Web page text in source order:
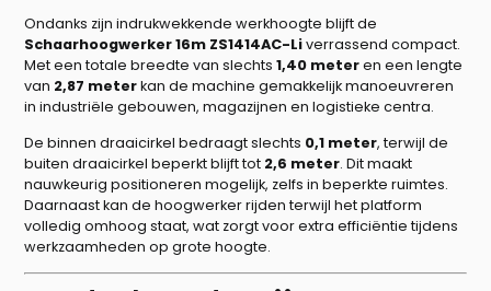
Ondanks zijn indrukwekkende werkhoogte blijft de
Schaarhoogwerker 16m ZS1414AC-Liverrassend compact.
Met een totale breedte van slechts1,40 meteren een lengte
van 2,87 meterkan de machine gemakkelijk manoeuvreren
in industriële gebouwen, magazijnen en logistieke centra.
De binnen draaicirkel bedraagt slechts 0,1 meter, terwijl de
buiten draaicirkel beperkt blijft tot 2,6 meter. Dit maakt
nauwkeurig positioneren mogelijk, zelfs in beperkte ruimtes.
Daarnaast kan de hoogwerker rijden terwijl het platform
volledig omhoog staat, wat zorgt voor extra efficiëntie tijdens
werkzaamheden op grote hoogte.